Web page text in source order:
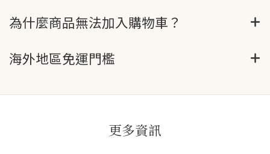
為什麼商品無法加入購物車？
海外地區免運門檻
更多資訊